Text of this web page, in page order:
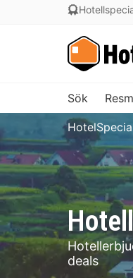
Sök
deals